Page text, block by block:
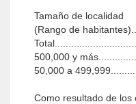
Tamaño de localidad
(Rango de
500,000 y
50,000 a
Como resultado de los